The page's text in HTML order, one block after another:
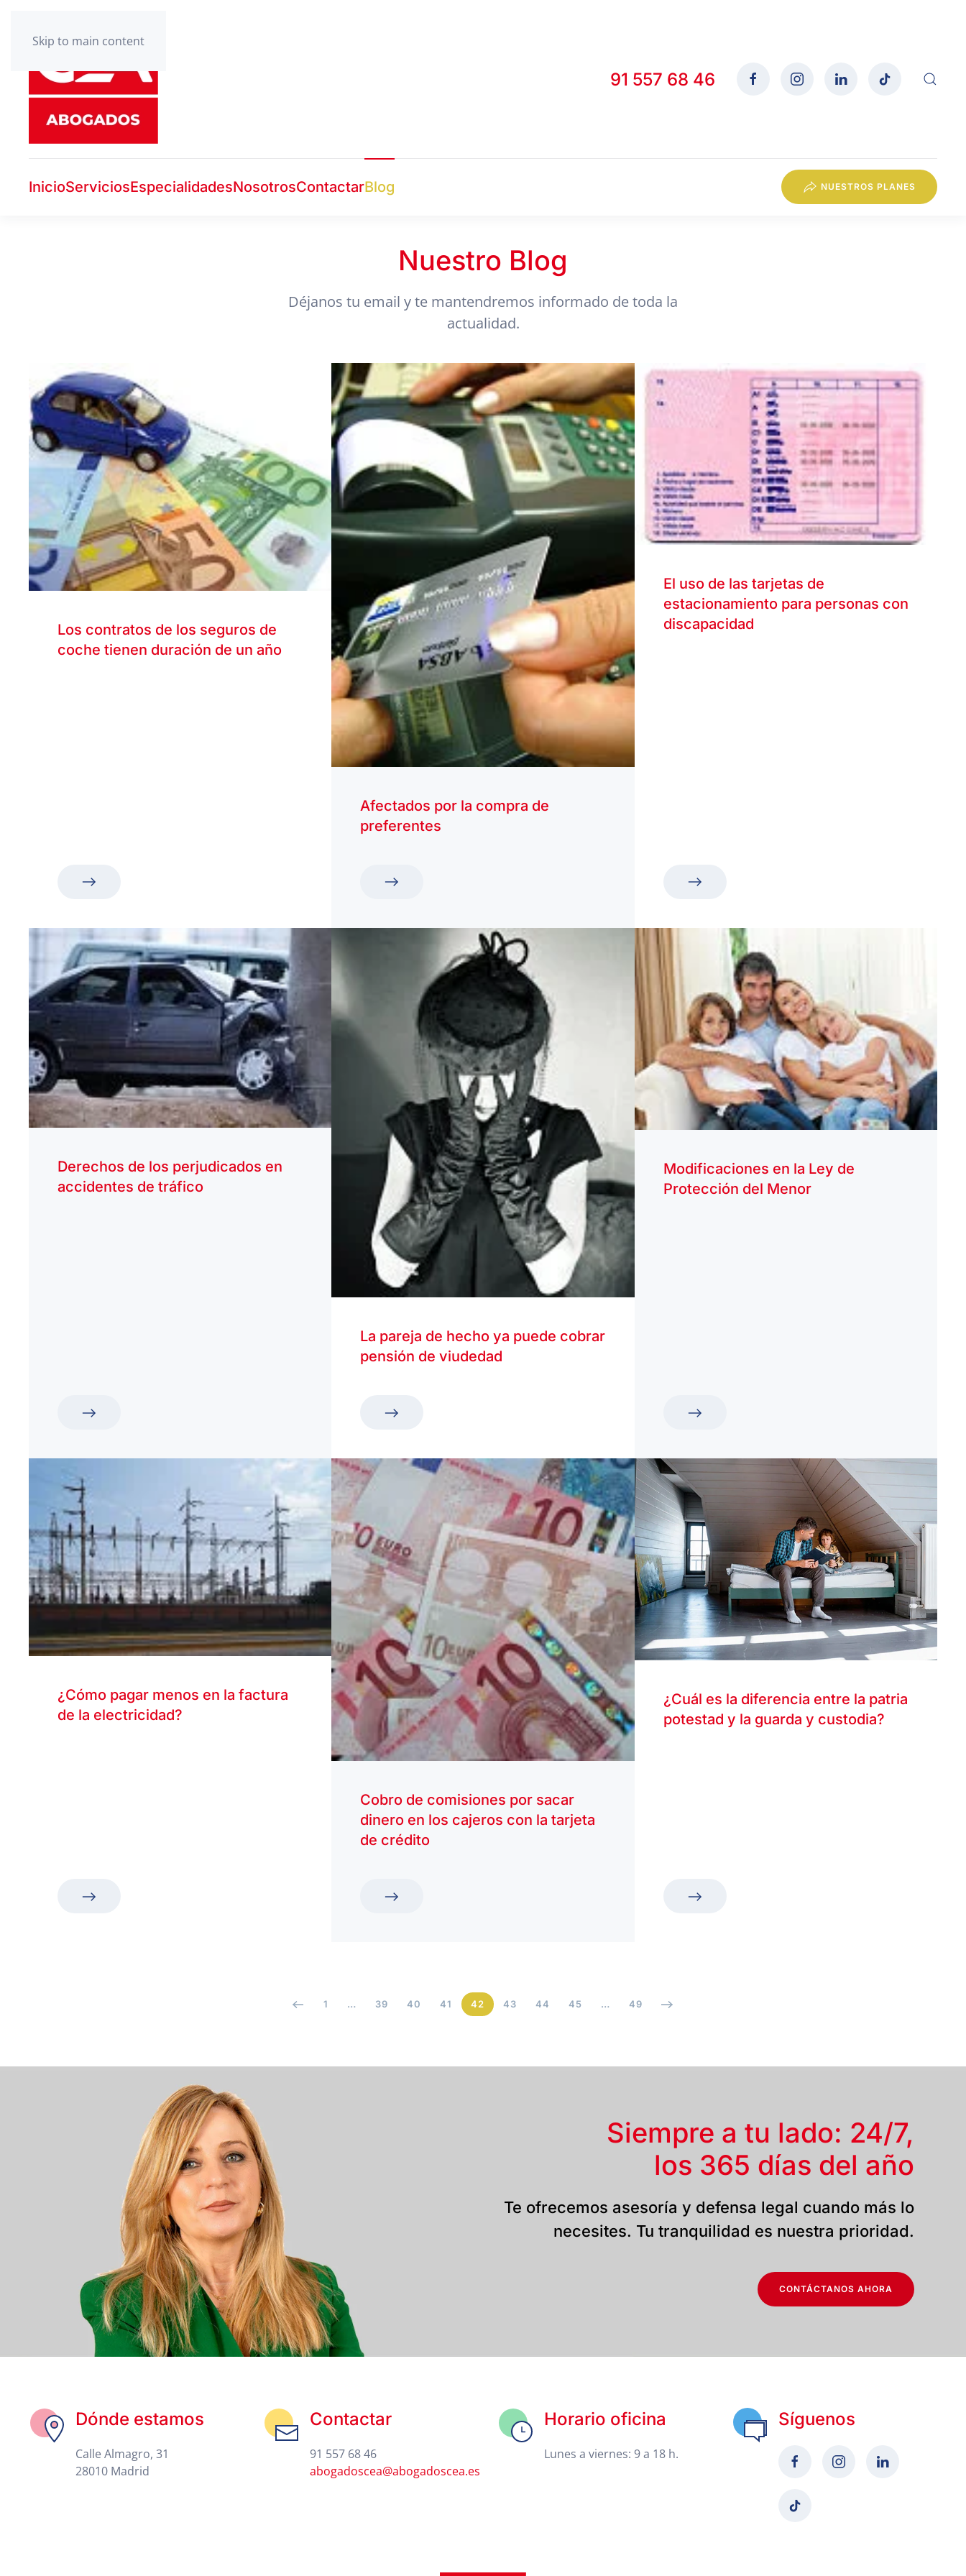
Skip to main content
91 557 68 46
InicioServiciosEspecialidadesNosotrosContactarBlog NUESTROS PLANES
Nuestro Blog
Déjanos tu email y te mantendremos informado de toda la
actualidad.
Los contratos de los seguros de
coche tienen duración de un año
Afectados por la compra de
preferentes
El uso de las tarjetas de
estacionamiento para personas con
discapacidad
Derechos de los perjudicados en
accidentes de tráfico
La pareja de hecho ya puede cobrar
pensión de viudedad
Modificaciones en la Ley de
Protección del Menor
¿Cómo pagar menos en la factura
de la electricidad?
Cobro de comisiones por sacar
dinero en los cajeros con la tarjeta
de crédito
¿Cuál es la diferencia entre la patria
potestad y la guarda y custodia?
1 … 39 40 41 42 43 44 45 … 49
Siempre a tu lado: 24/7,
los 365 días del año
Te ofrecemos asesoría y defensa legal cuando más lo
necesites. Tu tranquilidad es nuestra prioridad.
CONTÁCTANOS AHORA
Dónde estamos
Calle Almagro, 31
28010 Madrid
Contactar
91 557 68 46
abogadoscea@abogadoscea.es
Horario oficina
Lunes a viernes: 9 a 18 h.
Síguenos